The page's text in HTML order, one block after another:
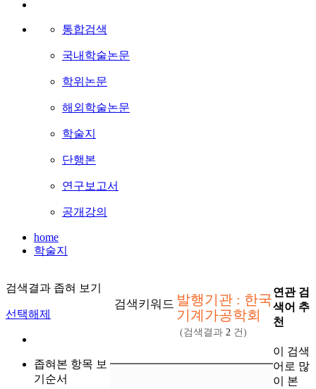
통합검색
국내학술논문
학위논문
해외학술논문
학술지
단행본
연구보고서
공개강의
home
학술지
검색결과 좁혀 보기
선택해제
좁혀본 항목 보
기순서
검색키워드 발행기관 : 한국
기계가공학회
(검색결과 2 건)
연관 검
색어 추
천
이 검색
어로 많
이 본